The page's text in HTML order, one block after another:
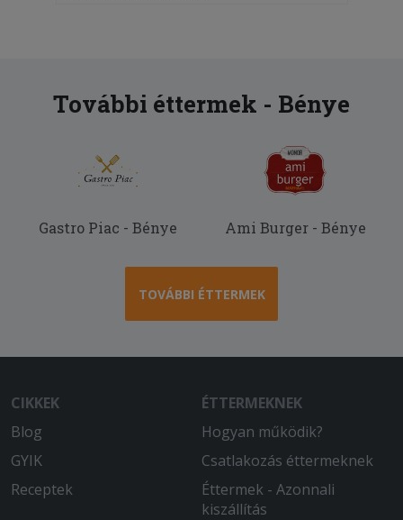
További éttermek - Bénye
Gastro Piac - Bénye Ami Burger - Bénye
TOVÁBBI ÉTTERMEK
CIKKEK
Blog
GYIK
Receptek
ÉTTERMEKNEK
Hogyan működik?
Csatlakozás éttermeknek
Éttermek - Azonnali
kiszállítás